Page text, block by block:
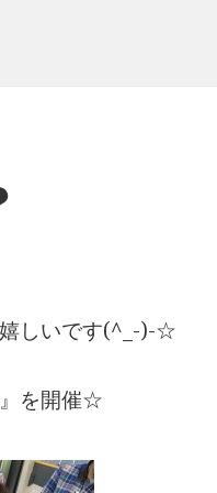
しいです(^_-)-☆
を開催☆